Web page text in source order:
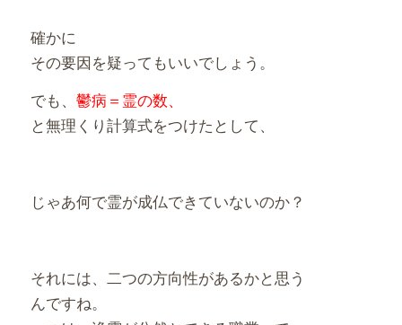
確かに
その要因を疑ってもいいでしょう。
でも、 鬱病＝霊の数、
と無理くり計算式をつけたとして、
じゃあ何で霊が成仏できていないのか？
それには、二つの方向性があるかと思う
んですね。